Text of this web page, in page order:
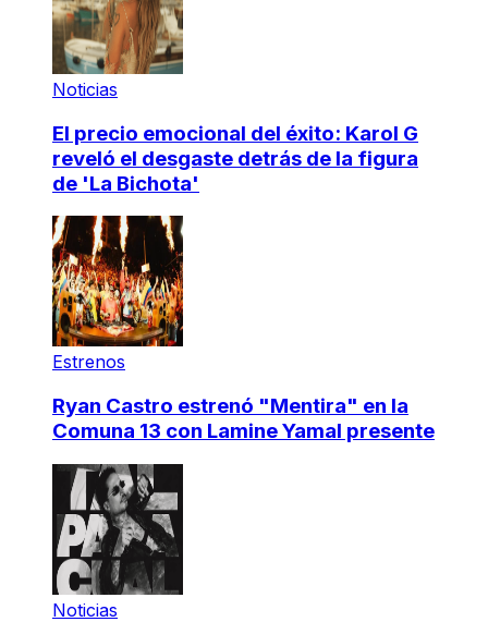
Noticias
El precio emocional del éxito: Karol G
reveló el desgaste detrás de la figura
de 'La Bichota'
Estrenos
Ryan Castro estrenó "Mentira" en la
Comuna 13 con Lamine Yamal presente
Noticias